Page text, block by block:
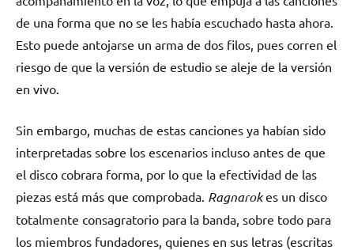
de una forma que no se les había escuchado hasta ahora.
Esto puede antojarse un arma de dos filos, pues corren el
riesgo de que la versión de estudio se aleje de la versión
en vivo.
Sin embargo, muchas de estas canciones ya habían sido
interpretadas sobre los escenarios incluso antes de que
el disco cobrara forma, por lo que la efectividad de las
piezas está más que comprobada. Ragnarokes un disco
totalmente consagratorio para la banda, sobre todo para
los miembros fundadores, quienes en sus letras (escritas